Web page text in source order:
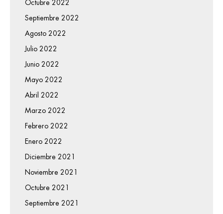
Octubre 2022
Septiembre 2022
Agosto 2022
Julio 2022
Junio 2022
Mayo 2022
Abril 2022
Marzo 2022
Febrero 2022
Enero 2022
Diciembre 2021
Noviembre 2021
Octubre 2021
Septiembre 2021